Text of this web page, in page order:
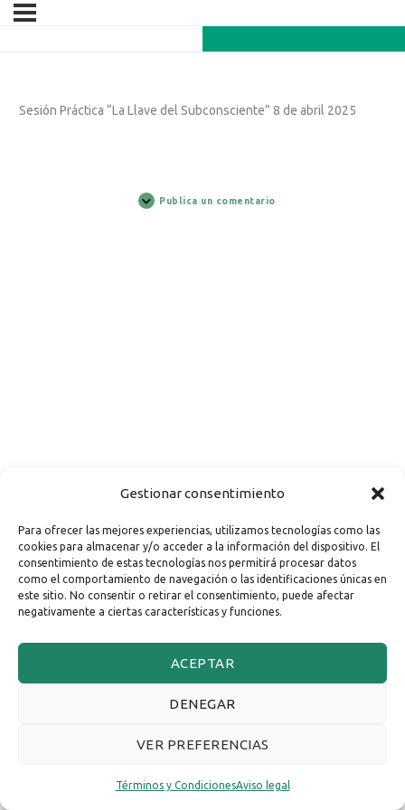
Gestionar consentimiento
Para ofrecer las mejores experiencias, utilizamos tecnologías como las
cookies para almacenar y/o acceder a la información del dispositivo. El
consentimiento de estas tecnologías nos permitirá procesar datos
como el comportamiento de navegación o las identificaciones únicas en
este sitio. No consentir o retirar el consentimiento, puede afectar
negativamente a ciertas características y funciones.
ACEPTAR
DENEGAR
VER PREFERENCIAS
Términos y CondicionesAviso legal
Sesión Práctica “La Llave del Subconsciente” 8 de abril 2025
Publica un comentario